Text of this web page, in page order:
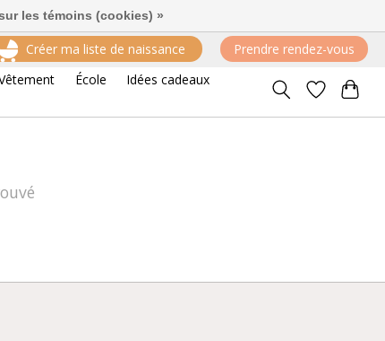
Créer ma liste de naissance
Prendre rendez-vous
École
Idées cadeaux
Trier par Produits les plus récents
les témoins (cookies) »